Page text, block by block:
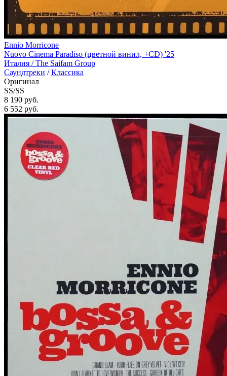
Ennio Morricone
Nuovo Cinema Paradiso (цветной винил, +CD) '25
Италия /The Saifam Group
Саундтреки /Классика
Оригинал
SS/SS
8 190 руб.
6 552 руб.